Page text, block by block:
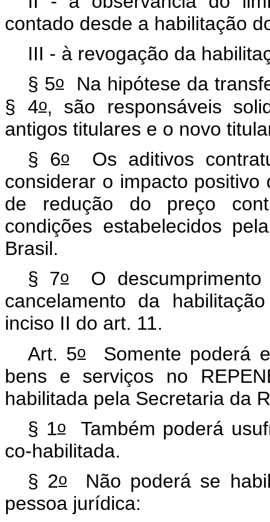
contado desde a habilitação
III - à revogação da
§ 5o
Na hipótese da
§ 4o, são responsáveis
antigos titulares e o novo
§ 6oOs aditivos
considerar o impacto
de redução do preço
condições estabelecidos
Brasil.
§ 7oO
cancelamento da
inciso II do art. 11.
Art. 5oSomente poderá
bens e serviços no
habilitada pela Secretaria da
§ 1oTambém poderá
co-habilitada.
§ 2o
Não poderá se
pessoa jurídica: